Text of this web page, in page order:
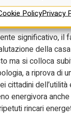
PolicyPrivacy
per la
significativo, il
della
ma si colloca
a riprova di
cittadini dell’utilità
energivora
rincari